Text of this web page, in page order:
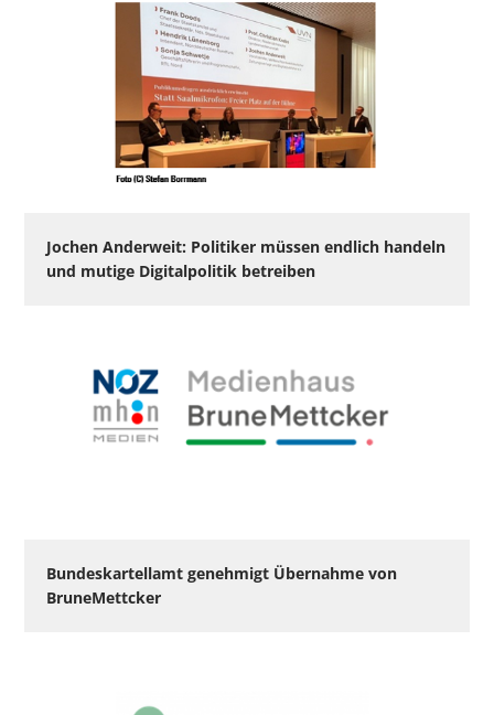
Jochen Anderweit: Politiker müssen endlich handeln
und mutige Digitalpolitik betreiben
Bundeskartellamt genehmigt Übernahme von
BruneMettcker